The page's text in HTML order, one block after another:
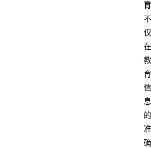
育
不
仅
在
教
育
信
息
的
准
确